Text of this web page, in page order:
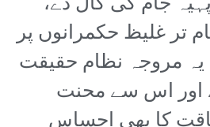
تر غلیظ حکمرانوں پر
مروجہ نظام حقیقت
اور اس سے محنت